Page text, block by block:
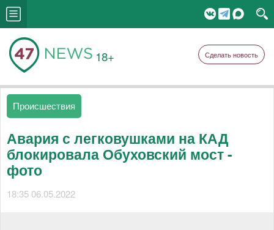
18+ Сделать новость
Происшествия
Авария с легковушками на КАД
блокировала Обуховский мост -
фото
18:35 06.05.2022